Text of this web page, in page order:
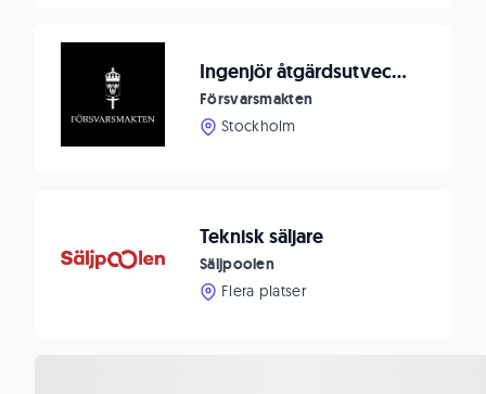
Ingenjör åtgärdsutveckling Telekrigstödenheten
Försvarsmakten
Stockholm
Teknisk säljare
Säljpoolen
Flera platser